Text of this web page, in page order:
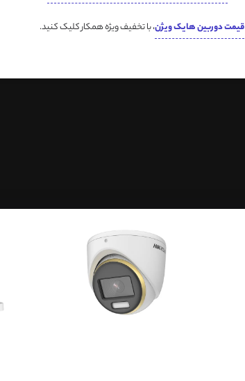
قیمت دوربین هایک ویژن، با تخفیف ویژه همکار کلیک کنید.